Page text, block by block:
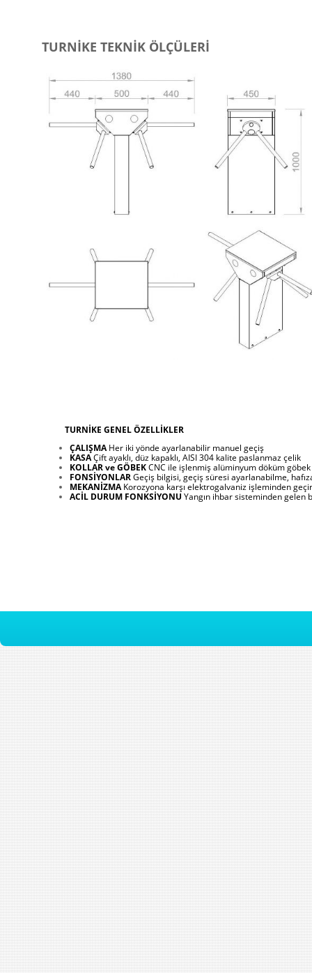
TURNİKE TEKNİK ÖLÇÜLERİ
TURNİKE GENEL ÖZELLİKLER
ÇALIŞMAHer iki yönde ayarlanabilir manuel geçiş
KASAÇift ayaklı, düz kapaklı, AISI 304 kalite paslanmaz çelik
KOLLAR ve GÖBEKCNC ile işlenmiş alüminyum döküm
FONSİYONLARGeçiş bilgisi, geçiş süresi ayarlanabilme,
MEKANİZMAKorozyona karşı elektrogalvaniz işleminden
ACİL DURUM FONKSİYONU Yangın ihbar sisteminden gelen